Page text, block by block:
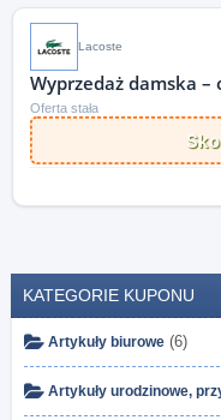
Lacoste
Wyprzedaż damska –
Oferta stała
KATEGORIE KUPONU
Artykuły biurowe (6)
Artykuły urodzinowe,